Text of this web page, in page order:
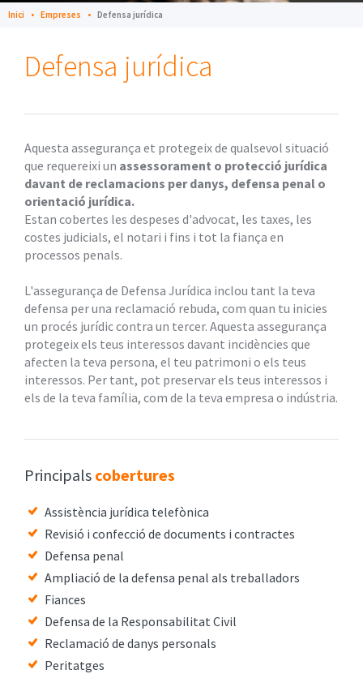
Inici Empreses Defensa jurídica
Defensa jurídica
Aquesta assegurança et protegeix de qualsevol situació
que requereixi un assessorament o protecció jurídica
davant de reclamacions per danys, defensa penal o
orientació jurídica.
Estan cobertes les despeses d'advocat, les taxes, les
costes judicials, el notari i fins i tot la fiança en
processos penals.
L'assegurança de Defensa Jurídica inclou tant la teva
defensa per una reclamació rebuda, com quan tu inicies
un procés jurídic contra un tercer. Aquesta assegurança
protegeix els teus interessos davant incidències que
afecten la teva persona, el teu patrimoni o els teus
interessos. Per tant, pot preservar els teus interessos i
els de la teva família, com de la teva empresa o indústria.
Principals cobertures
Assistència jurídica telefònica
Revisió i confecció de documents i contractes
Defensa penal
Ampliació de la defensa penal als treballadors
Fiances
Defensa de la Responsabilitat Civil
Reclamació de danys personals
Peritatges